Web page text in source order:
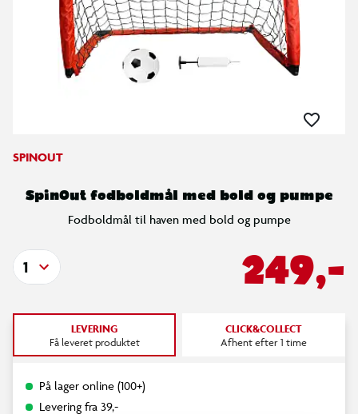
SPINOUT
SpinOut fodboldmål med bold og pumpe
Fodboldmål til haven med bold og pumpe
249,-
1
LEVERING
Få leveret produktet
CLICK&COLLECT
Afhent efter 1 time
På lager online (100+)
Levering fra 39,-